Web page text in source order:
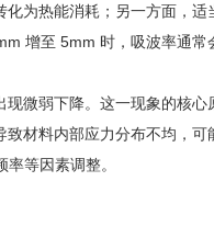
为热能消耗；另一方面，
增至 5mm 时，吸波率通
微弱下降。这一现象的核
材料内部应力分布不均，
等因素调整。